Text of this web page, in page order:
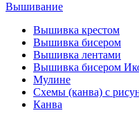
Вышивание
Вышивка крестом
Вышивка бисером
Вышивка лентами
Вышивка бисером
Мулине
Схемы (канва) с
Канва